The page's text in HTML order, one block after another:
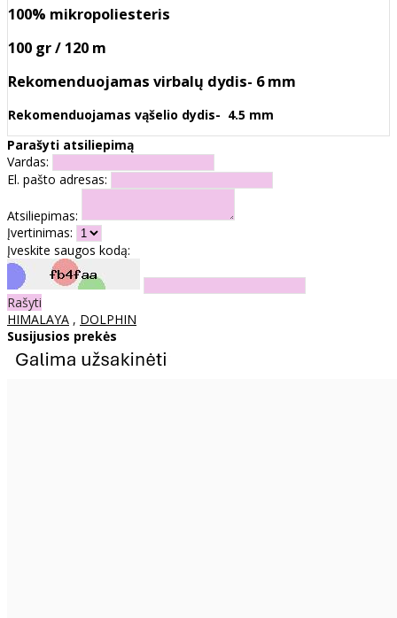
100% mikropoliesteris
100 gr / 120 m
Rekomenduojamas virbalų dydis- 6 mm
Rekomenduojamas vąšelio dydis- 4.5 mm
Parašyti atsiliepimą
Vardas:
El. pašto adresas:
Atsiliepimas:
Įvertinimas:
Įveskite saugos kodą:
Rašyti
HIMALAYA , DOLPHIN
Susijusios prekės